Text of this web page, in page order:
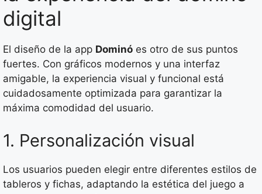
digital
El diseño de la app Dominó es otro de sus puntos
fuertes. Con gráficos modernos y una interfaz
amigable, la experiencia visual y funcional está
cuidadosamente optimizada para garantizar la
máxima comodidad del usuario.
1. Personalización visual
Los usuarios pueden elegir entre diferentes estilos de
tableros y fichas, adaptando la estética del juego a